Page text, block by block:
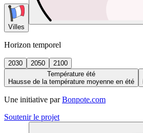
Villes
Horizon temporel
2030 2050
2100
Température été
Hausse de la température moyenne en été
Une initiative par Bonpote.com
Soutenir le projet